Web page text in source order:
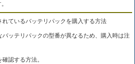
れているバッテリパックを購入する方法
ッテリパックの型番が異なるため、購入時は注
認する方法。